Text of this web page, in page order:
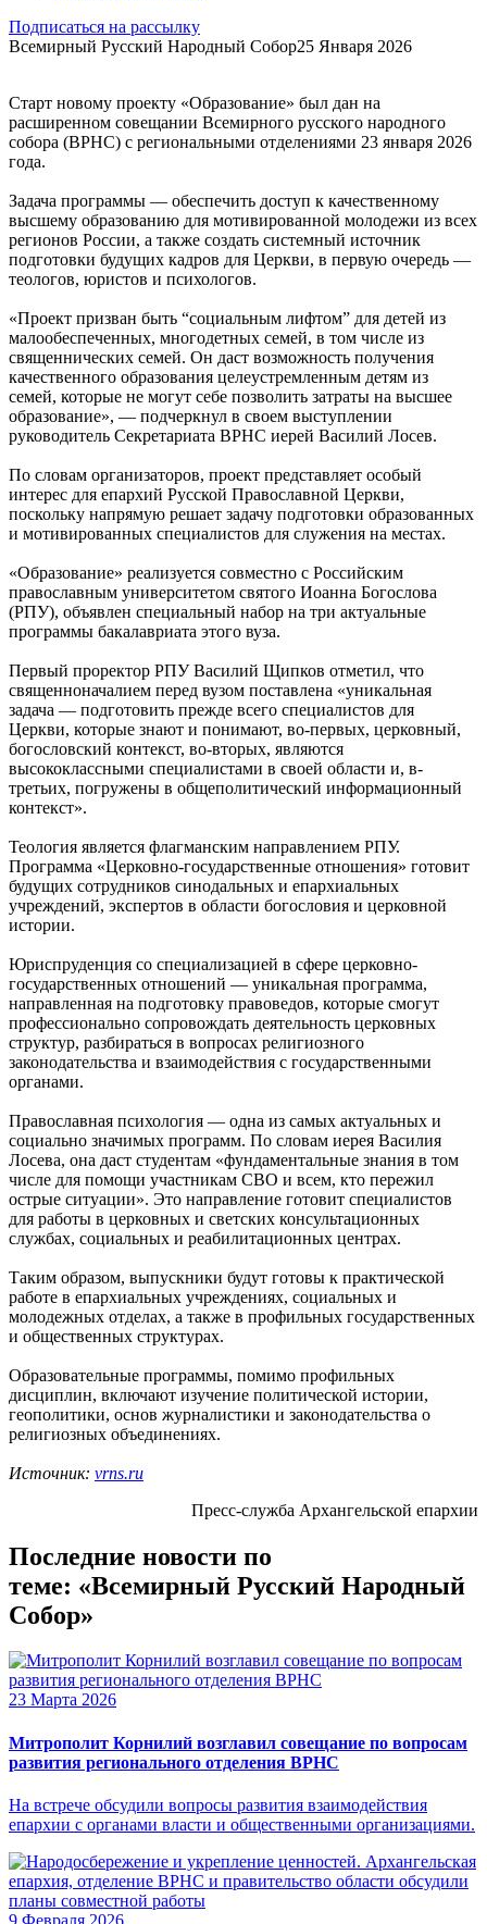
Подписаться на рассылку
Всемирный Русский Народный Собор25 Января 2026
Старт новому проекту «Образование» был дан на
расширенном совещании Всемирного русского народного
собора (ВРНС) с региональными отделениями 23 января 2026
года.
Задача программы — обеспечить доступ к качественному
высшему образованию для мотивированной молодежи из всех
регионов России, а также создать системный источник
подготовки будущих кадров для Церкви, в первую очередь —
теологов, юристов и психологов.
«Проект призван быть “социальным лифтом” для детей из
малообеспеченных, многодетных семей, в том числе из
священнических семей. Он даст возможность получения
качественного образования целеустремленным детям из
семей, которые не могут себе позволить затраты на высшее
образование», — подчеркнул в своем выступлении
руководитель Секретариата ВРНС иерей Василий Лосев.
По словам организаторов, проект представляет особый
интерес для епархий Русской Православной Церкви,
поскольку напрямую решает задачу подготовки образованных
и мотивированных специалистов для служения на местах.
«Образование» реализуется совместно с Российским
православным университетом святого Иоанна Богослова
(РПУ), объявлен специальный набор на три актуальные
программы бакалавриата этого вуза.
Первый проректор РПУ Василий Щипков отметил, что
священноначалием перед вузом поставлена «уникальная
задача — подготовить прежде всего специалистов для
Церкви, которые знают и понимают, во-первых, церковный,
богословский контекст, во-вторых, являются
высококлассными специалистами в своей области и, в-
третьих, погружены в общеполитический информационный
контекст».
Теология является флагманским направлением РПУ.
Программа «Церковно-государственные отношения» готовит
будущих сотрудников синодальных и епархиальных
учреждений, экспертов в области богословия и церковной
истории.
Юриспруденция со специализацией в сфере церковно-
государственных отношений — уникальная программа,
направленная на подготовку правоведов, которые смогут
профессионально сопровождать деятельность церковных
структур, разбираться в вопросах религиозного
законодательства и взаимодействия с государственными
органами.
Православная психология — одна из самых актуальных и
социально значимых программ. По словам иерея Василия
Лосева, она даст студентам «фундаментальные знания в том
числе для помощи участникам СВО и всем, кто пережил
острые ситуации». Это направление готовит специалистов
для работы в церковных и светских консультационных
службах, социальных и реабилитационных центрах.
Таким образом, выпускники будут готовы к практической
работе в епархиальных учреждениях, социальных и
молодежных отделах, а также в профильных государственных
и общественных структурах.
Образовательные программы, помимо профильных
дисциплин, включают изучение политической истории,
геополитики, основ журналистики и законодательства о
религиозных объединениях.
Источник: vrns.ru
Пресс-служба Архангельской епархии
Последние новости по
теме: «Всемирный Русский Народный
Собор»
23 Марта 2026
Митрополит Корнилий возглавил совещание по вопросам
развития регионального отделения ВРНС
На встрече обсудили вопросы развития взаимодействия
епархии с органами власти и общественными организациями.
9 Февраля 2026